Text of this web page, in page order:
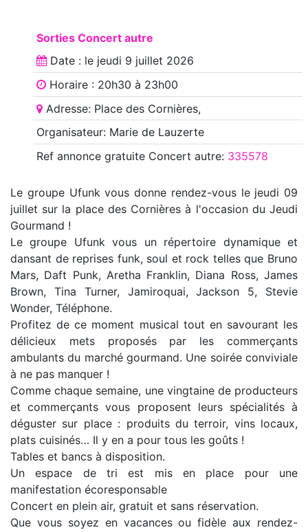
Sorties Concert autre
Date : le jeudi 9 juillet 2026
Horaire : 20h30 à 23h00
Adresse: Place des Cornières,
Organisateur: Marie de Lauzerte
Ref annoncegratuite Concert autre: 335578
Le groupe Ufunk vous donne rendez-vous le jeudi 09
juillet sur la place des Cornières à l'occasion du Jeudi
Gourmand !
Le groupe Ufunk vous un répertoire dynamique et
dansant de reprises funk, soul et rock telles que Bruno
Mars, Daft Punk, Aretha Franklin, Diana Ross, James
Brown, Tina Turner, Jamiroquai, Jackson 5, Stevie
Wonder, Téléphone.
Profitez de ce moment musical tout en savourant les
délicieux mets proposés par les commerçants
ambulants du marché gourmand. Une soirée conviviale
à ne pas manquer !
Comme chaque semaine, une vingtaine de producteurs
et commerçants vous proposent leurs spécialités à
déguster sur place : produits du terroir, vins locaux,
plats cuisinés… Il y en a pour tous les goûts !
Tables et bancs à disposition.
Un espace de tri est mis en place pour une
manifestation écoresponsable
Concert en plein air, gratuit et sans réservation.
Que vous soyez en vacances ou fidèle aux rendez-